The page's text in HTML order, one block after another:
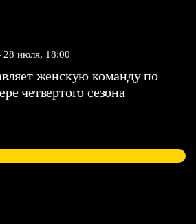
28 июля, 18:00
женскую команду по
четвертого сезона